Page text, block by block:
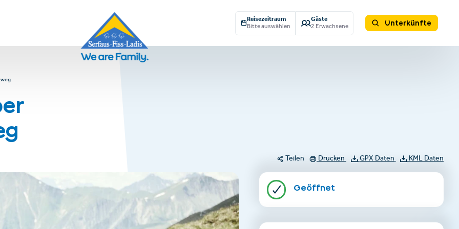
Reisezeitraum
Bitte auswählen
Gäste
2 Erwachsene
Unterkünfte
Teilen Drucken GPX Daten KML Daten
Geöffnet